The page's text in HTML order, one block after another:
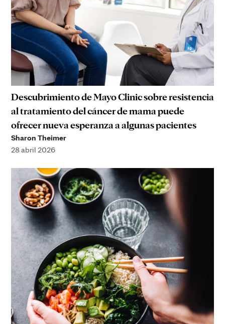
Descubrimiento de Mayo Clinic sobre resistencia
al tratamiento del cáncer de mama puede
ofrecer nueva esperanza a algunas pacientes
Sharon Theimer
28 abril 2026